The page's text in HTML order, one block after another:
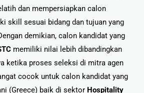
dan mempersiapkan calon
skill sesuai bidang dan tujuan yang
demikian, calon kandidat yang
memiliki nilai lebih dibandingkan
ketika proses seleksi di mitra agen
cocok untuk calon kandidat yang
(Greece) baik di sektor Hospitality